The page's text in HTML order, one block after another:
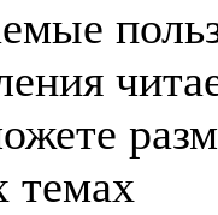
темах